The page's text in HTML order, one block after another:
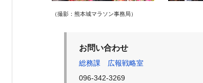
（撮影：熊本城マラソン事務局）
お問い合わせ
総務課 広報戦略室
096-342-3269